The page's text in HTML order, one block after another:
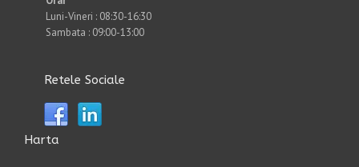
Luni-Vineri : 08:30-16:30
Sambata : 09:00-13:00
Retele Sociale
Harta